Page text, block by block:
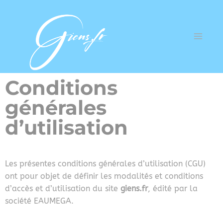
Conditions
générales
d’utilisation
Les présentes conditions générales d’utilisation (CGU)
ont pour objet de définir les modalités et conditions
d’accès et d’utilisation du site giens.fr, édité par la
société EAUMEGA.